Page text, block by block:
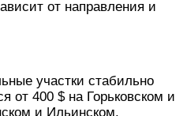
от направления и
участки стабильно
от 400 $ на Горьковском и
и Ильинском.